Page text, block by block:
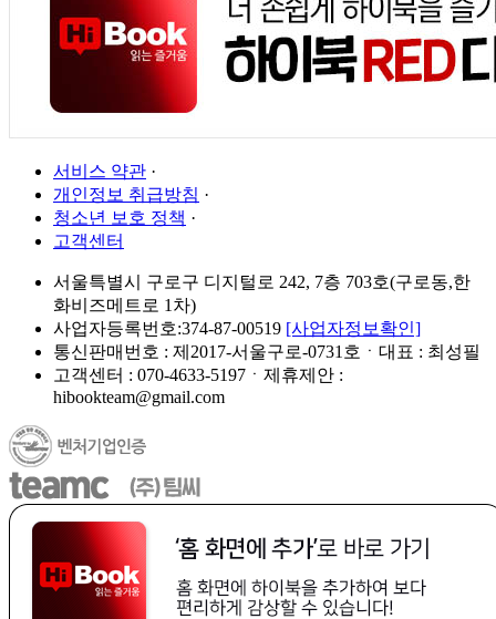
서비스 약관 ·
개인정보 취급방침 ·
청소년 보호 정책 ·
고객센터
서울특별시 구로구 디지털로 242, 7층 703호(구로동,한
화비즈메트로 1차)
사업자등록번호:374-87-00519 [사업자정보확인]
통신판매번호 : 제2017-서울구로-0731호ㆍ대표 : 최성필
고객센터 : 070-4633-5197ㆍ제휴제안 :
hibookteam@gmail.com